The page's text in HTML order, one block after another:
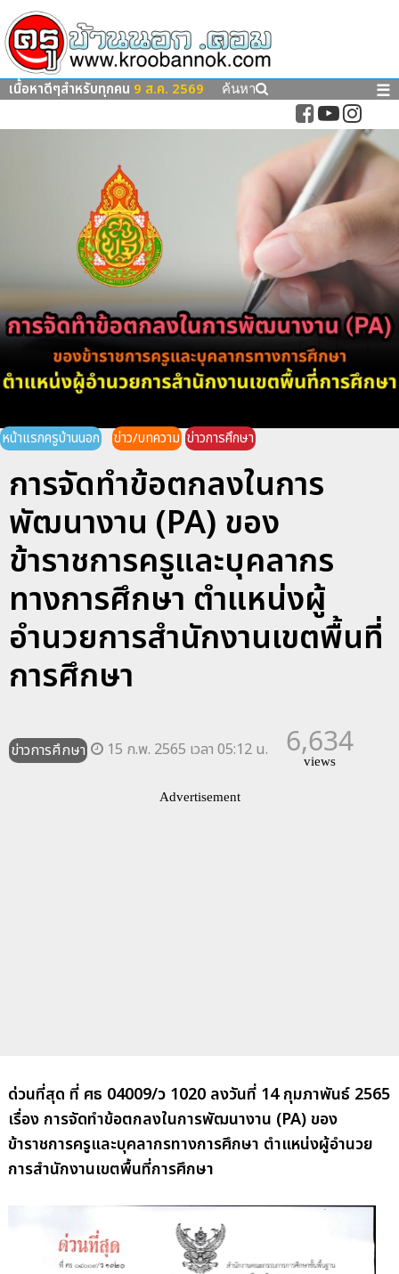
เนื้อหาดีๆสำหรับทุกคน 9 ส.ค. 2569 ค้นหา ☰
หน้าแรกครูบ้านนอก ข่าว/บทความ ข่าวการศึกษา
การจัดทำข้อตกลงในการ
พัฒนางาน (PA) ของ
ข้าราชการครูและบุคลากร
ทางการศึกษา ตำแหน่งผู้
อำนวยการสำนักงานเขตพื้นที่
การศึกษา
ข่าวการศึกษา 15 ก.พ. 2565 เวลา 05:12 น. 6,634
views
Advertisement
ด่วนที่สุด ที่ ศธ 04009/ว 1020 ลงวันที่ 14 กุมภาพันธ์ 2565
เรื่อง การจัดทำข้อตกลงในการพัฒนางาน (PA) ของ
ข้าราชการครูและบุคลากรทางการศึกษา ตำแหน่งผู้อำนวย
การสำนักงานเขตพื้นที่การศึกษา